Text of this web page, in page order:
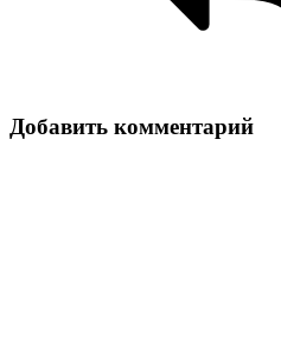
Добавить комментарий